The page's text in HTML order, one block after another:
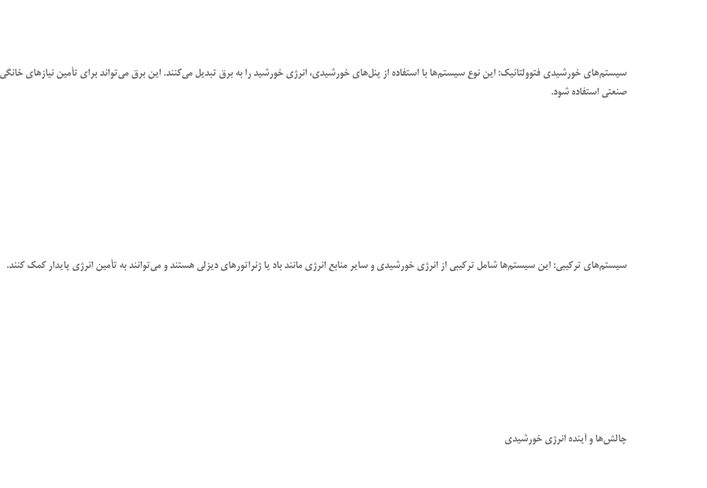
سیستم‌های خورشیدی فتوولتائیک: این نوع سیستم‌ها با استفاده از پنل‌های خورشیدی، انرژی خورشید را به برق تبدیل می‌کنند. این برق می‌تواند برای تأمین نیازهای خانگی
صنعتی استفاده شود.
سیستم‌های ترکیبی: این سیستم‌ها شامل ترکیبی از انرژی خورشیدی و سایر منابع انرژی مانند باد یا ژنراتورهای دیزلی هستند و می‌توانند به تأمین انرژی پایدار کمک کنند.
چالش‌ها و آینده انرژی خورشیدی